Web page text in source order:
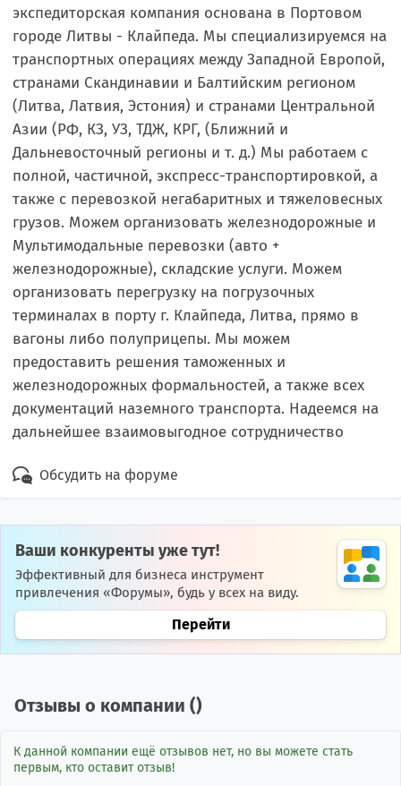
экспедиторская компания основана в Портовом
городе Литвы - Клайпеда. Мы специализируемся на
транспортных операциях между Западной Европой,
странами Скандинавии и Балтийским регионом
(Литва, Латвия, Эстония) и странами Центральной
Азии (РФ, КЗ, УЗ, ТДЖ, КРГ, (Ближний и
Дальневосточный регионы и т. д.) Мы работаем с
полной, частичной, экспресс-транспортировкой, а
также с перевозкой негабаритных и тяжеловесных
грузов. Можем организовать железнодорожные и
Мультимодальные перевозки (авто +
железнодорожные), складские услуги. Можем
организовать перегрузку на погрузочных
терминалах в порту г. Клайпеда, Литва, прямо в
вагоны либо полуприцепы. Мы можем
предоставить решения таможенных и
железнодорожных формальностей, а также всех
документаций наземного транспорта. Надеемся на
дальнейшее взаимовыгодное сотрудничество
Обсудить на форуме
Ваши конкуренты уже тут!
Эффективный для бизнеса инструмент
привлечения «Форумы», будь у всех на виду.
Перейти
Отзывы о компании ()
К данной компании ещё отзывов нет, но вы можете стать
первым, кто оставит отзыв!